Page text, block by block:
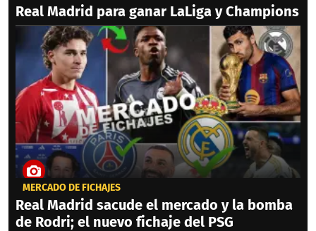
Real Madrid para ganar LaLiga y Champions
MERCADO DE FICHAJES
Real Madrid sacude el mercado y la bomba
de Rodri; el nuevo fichaje del PSG